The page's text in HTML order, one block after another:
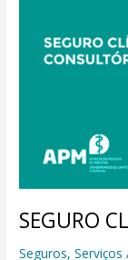
SEGURO
Seguros,Serviços
CONSULTÓRIOS